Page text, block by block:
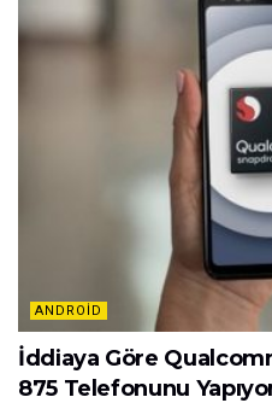
ANDROID
İddiaya Göre
875 Telefonunu